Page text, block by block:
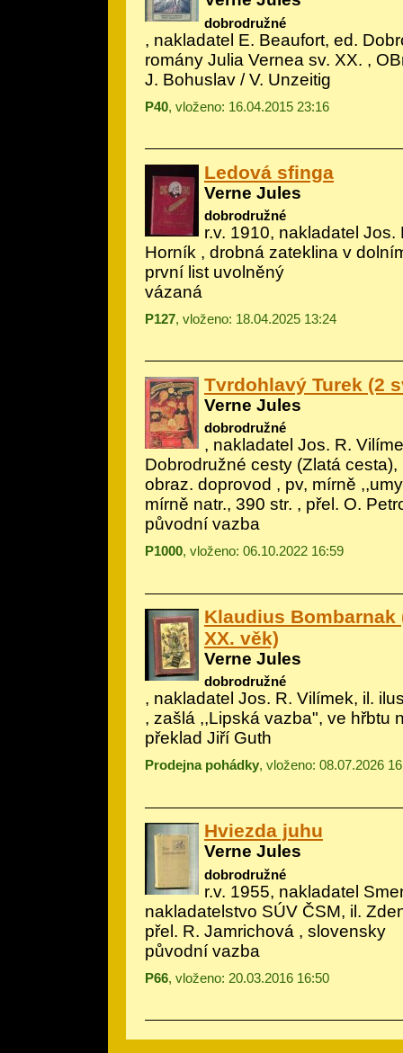
dobrodružné
, nakladatel E. Beaufort, ed.
romány Julia Vernea sv. XX. ,
J. Bohuslav / V. Unzeitig
P40, vloženo: 16.04.2015 23:16
Ledová sfinga
Verne Jules
dobrodružné
r.v. 1910, nakladatel
Horník , drobná zateklina v
první list uvolněný
vázaná
P127, vloženo: 18.04.2025 13:24
Tvrdohlavý Turek (2
Verne Jules
dobrodružné
, nakladatel Jos. R.
Dobrodružné cesty (Zlatá
obraz. doprovod , pv, mírně
mírně natr., 390 str. , přel. O.
původní vazba
P1000, vloženo: 06.10.2022 16:59
Klaudius
XX. věk)
Verne Jules
dobrodružné
, nakladatel Jos. R. Vilímek, il.
, zašlá ,,Lipská vazba", ve hřbtu
překlad Jiří Guth
Prodejna pohádky, vloženo: 08.07.2026
Hviezda juhu
Verne Jules
dobrodružné
r.v. 1955, nakladatel
nakladatelstvo SÚV ČSM, il.
přel. R. Jamrichová , slovensky
původní vazba
P66, vloženo: 20.03.2016 16:50